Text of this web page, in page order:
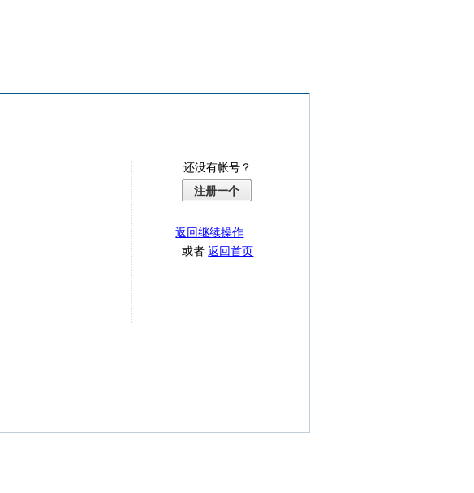
还没有帐号？
注册一个
返回继续操作
或者返回首页